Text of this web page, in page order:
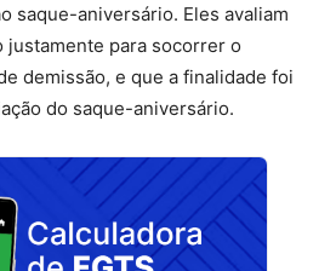
saque-aniversário. Eles avaliam
justamente para socorrer o
demissão, e que a finalidade foi
do saque-aniversário.